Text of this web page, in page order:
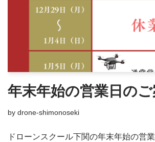
年末年始の営業日の
by drone-shimonoseki
ドローンスクール下関の年末年始の営